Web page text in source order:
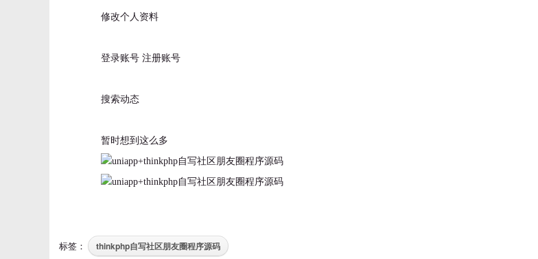
修改个人资料
登录账号 注册账号
搜索动态
暂时想到这么多
标签： thinkphp自写社区朋友圈程序源码